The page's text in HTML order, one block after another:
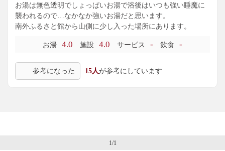
お湯は無色透明でしょっぱいお湯で浴後はいつも強い睡魔に
襲われるので…なかなか強いお湯だと思います。
南外ふるさと館から山側に少し入った場所にあります。
お湯 4.0 施設 4.0 サービス - 飲食 -
参考になった 15人が参考にしています
1/1